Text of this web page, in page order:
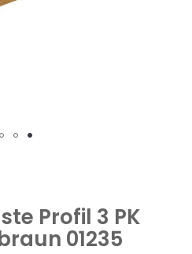
Profil 3 PK
01235